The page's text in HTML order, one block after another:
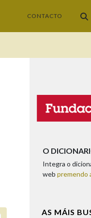
CONTACTO
O
Integra o
web premendo
AS MÁIS